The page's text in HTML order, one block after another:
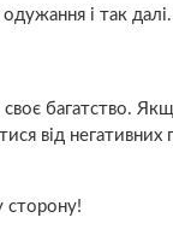
і так далі.
багатство.
від негативних
сторону!